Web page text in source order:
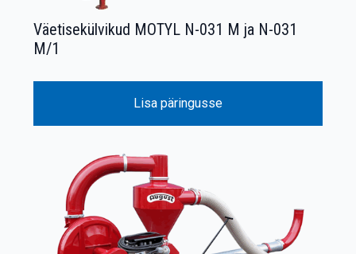
Väetisekülvikud MOTYL N-031 M ja N-031
M/1
Lisa päringusse